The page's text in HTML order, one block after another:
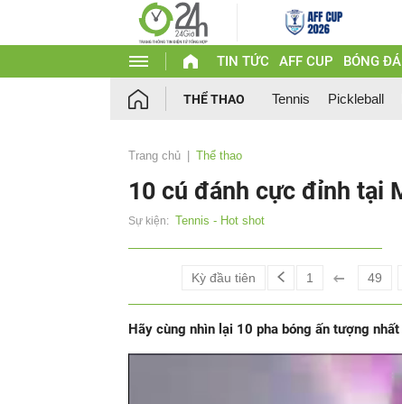
TIN TỨC AFF CUP BÓNG ĐÁ
THỂ THAO Tennis Pickleball
Trang chủ Thể thao
10 cú đánh cực đỉnh tại
Sự kiện: Tennis - Hot shot
Kỳ đầu tiên 1 49
Hãy cùng nhìn lại 10 pha bóng ấn tượng